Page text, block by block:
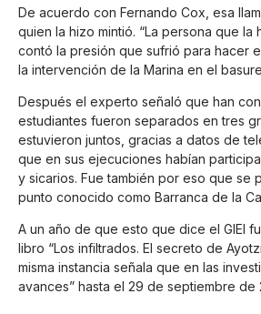
De acuerdo con Fernando Cox, esa
quien la hizo mintió. “La persona que la
contó la presión que sufrió para hacer
la intervención de la Marina en el
Después el experto señaló que han
estudiantes fueron separados en tres
estuvieron juntos, gracias a datos de
que en sus ejecuciones habían
y sicarios. Fue también por eso que se
punto conocido como Barranca de la
A un año de que esto que dice el GIEI
libro “Los infiltrados. El secreto de
misma instancia señala que en las
avances” hasta el 29 de septiembre de